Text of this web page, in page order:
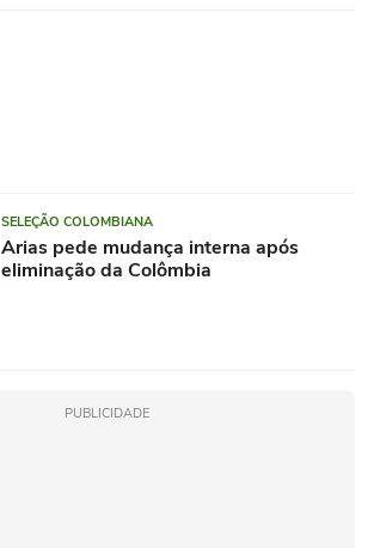
SELEÇÃO COLOMBIANA
Arias pede mudança interna após
eliminação da Colômbia
PUBLICIDADE